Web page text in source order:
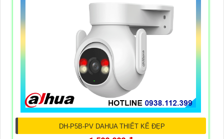
DH-P5B-PV DAHUA THIẾT KẾ ĐẸP